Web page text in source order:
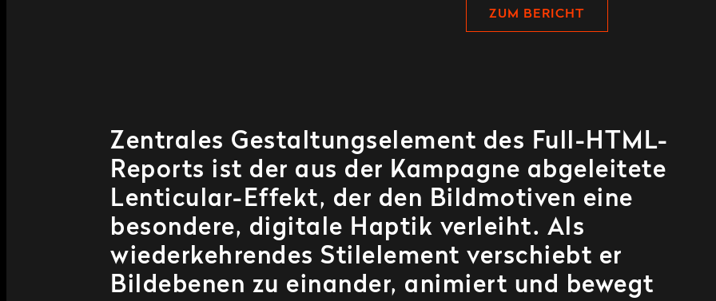
ZUM BERICHT
Zentrales Gestaltungselement des Full-HTML-
Reports ist der aus der Kampagne abgeleitete
Lenticular-Effekt, der den Bildmotiven eine
besondere, digitale Haptik verleiht. Als
wiederkehrendes Stilelement verschiebt er
Bildebenen zu einander, animiert und bewegt